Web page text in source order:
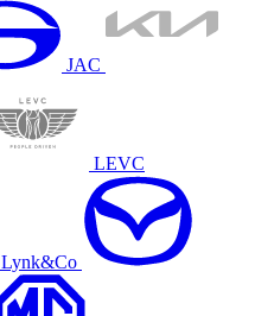
JAC
LEVC
Lynk&Co